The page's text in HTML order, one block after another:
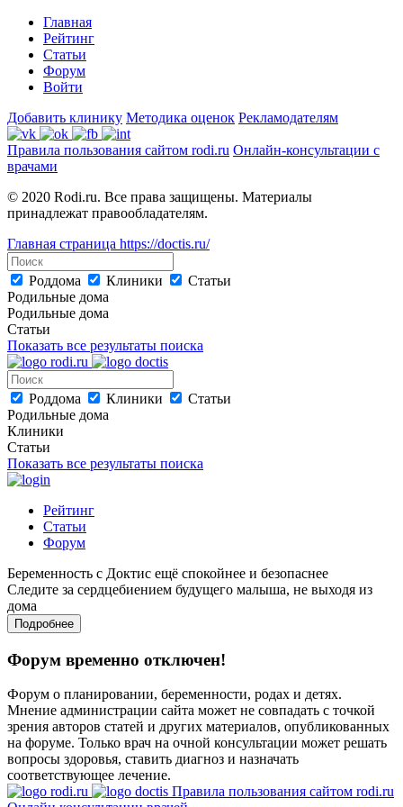
Главная
Рейтинг
Статьи
Форум
Войти
Добавить клинику Методика оценок Рекламодателям
Правила пользования сайтом rodi.ru Онлайн-консультации с
врачами
© 2020 Rodi.ru. Все права защищены. Материалы
принадлежат правообладателям.
Главная страница https://doctis.ru/
Роддома Клиники
Статьи
Родильные дома
Родильные дома
Статьи
Показать все результаты поиска
Роддома Клиники
Статьи
Родильные дома
Клиники
Статьи
Показать все результаты поиска
Рейтинг
Статьи
Форум
Беременность с Доктис ещё спокойнее и безопаснее
Следите за сердцебиением будущего малыша, не выходя из
дома
Подробнее
Форум временно отключен!
Форум о планировании, беременности, родах и детях.
Мнение администрации сайта может не совпадать с точкой
зрения авторов статей и других материалов, опубликованных
на форуме. Только врач на очной консультации может решать
вопросы здоровья, ставить диагноз и назначать
соответствующее лечение.
Правила пользования сайтом rodi.ru